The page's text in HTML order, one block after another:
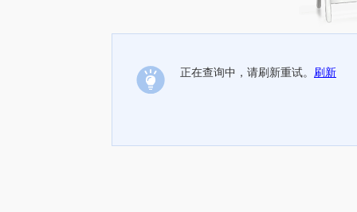
正在查询中，请刷新重试。 刷新